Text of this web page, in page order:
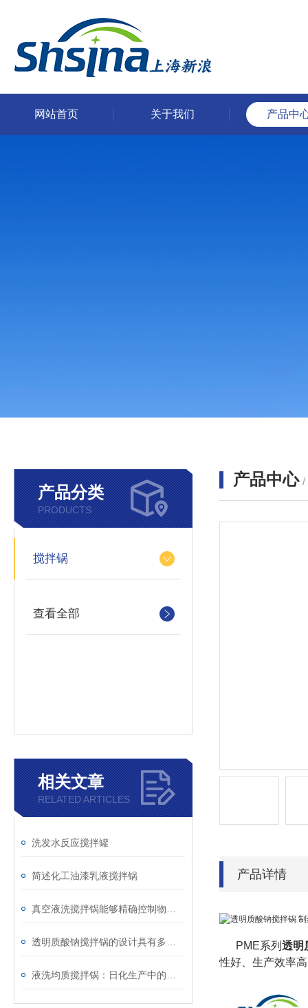
网站首页 关于我们 产品中
产品分类
PRODUCTS
搅拌锅
查看全部
相关文章
RELATED ARTICLES
洗发水反应搅拌罐
简述化工油漆乳液搅拌锅
产品中心 /
产品详情
PME系列 透明
性好、生产效率